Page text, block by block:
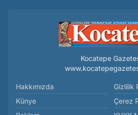
Kocatepe
Hakkımızda
Künye
Gizlilik
Çerez